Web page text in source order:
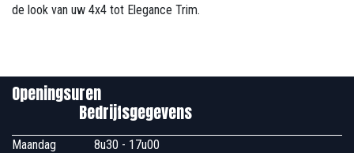
de look van uw 4x4 tot Elegance Trim.
Openingsuren
Bedrijfsgegevens
Maandag
​8u30 - 17u00